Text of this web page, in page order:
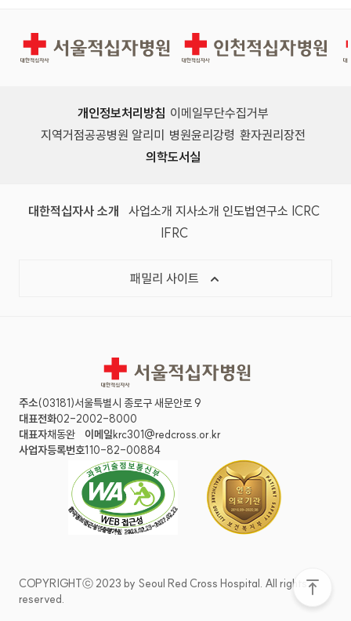
서울적십자병원 인천적십자병원
개인정보처리방침 이메일무단수집거부
지역거점공공병원 알리미
병원윤리강령 환자권리장전
의학도서실
대한적십자사 소개 (새 창)
사업소개 (새 창)
지사소개 (새 창)
인도법연구소 (새 창)
ICRC(국제
IFRC(국제적십자사연맹, 새 창)
패밀리 사이트 목록 열기
서울적십자병원
주소(03181)서울특별시 종로구 새문안로 9
대표전화02-2002-8000
대표자채동완 이메일krc301@redcross.or.kr
사업자등록번호110-82-00884
COPYRIGHTⓒ 2023 by Seoul Red Cross Hospital. All rights
reserved.
화면 맨